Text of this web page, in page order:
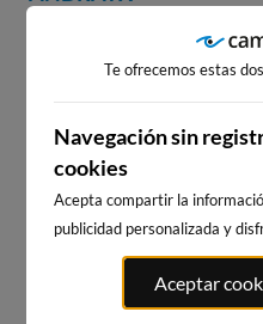
PREVISIÓN
WEBCAM
ANDRATX
WEBCAMS
Te ofrecemos estas
Navegación sin
cookies
Acepta compartir la
publicidad personalizada y
Aceptar